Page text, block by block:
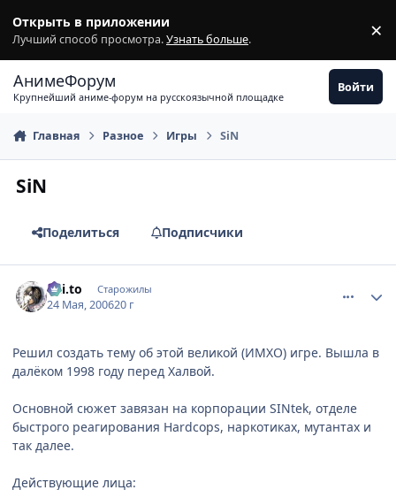
Открыть в приложении
Лучший способ просмотра.Узнать больше. ×
АнимеФорум
Крупнейший аниме-форум на русскоязычной площадке
Войти
Главная Разное Игры SiN
SiN
Поделиться Подписчики
Kai.to Старожилы
24 Мая, 200620 г
Решил создать тему об этой великой (ИМХО) игре. Вышла в
далёком 1998 году перед Халвой.
Основной сюжет завязан на корпорации SINtek, отделе
быстрого реагирования Hardcops, наркотиках, мутантах и
так далее.
Действующие лица: